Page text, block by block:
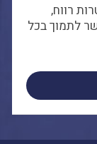
רווח,
לתמוך בכל